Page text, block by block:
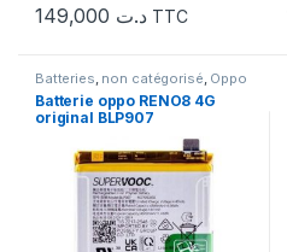
د.ت TTC
Batteries, non catégorisé, Oppo
Batterie oppo RENO8 4G
original BLP907